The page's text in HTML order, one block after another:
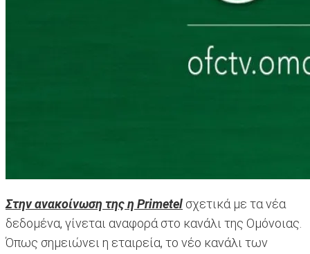
Στην ανακοίνωση της η Primetel σχετικά με τα νέα
δεδομένα, γίνεται αναφορά στο κανάλι της Ομόνοιας.
Όπως σημειώνει η εταιρεία, το νέο κανάλι των